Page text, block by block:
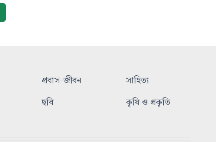
প্রবাস-জীবন
সাহিত্য
ছবি কৃষি ও প্রকৃতি